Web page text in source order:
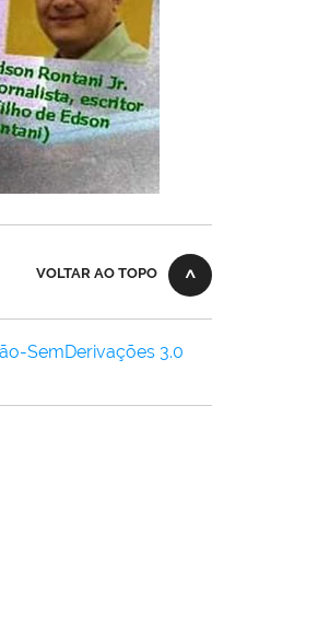
VOLTAR AO TOPO
SemDerivações 3.0